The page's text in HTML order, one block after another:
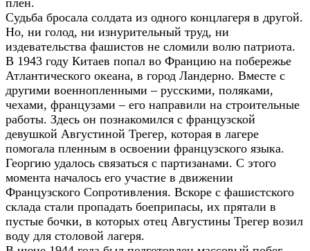
плен.
Судьба бросала солдата из одного концлагеря в другой.
Но, ни голод, ни изнурительный труд, ни
издевательства фашистов не сломили волю патриота.
В 1943 году Китаев попал во Францию на побережье
Атлантического океана, в город Ландерно. Вместе с
другими военнопленными – русскими, поляками,
чехами, французами – его направили на строительные
работы. Здесь он познакомился с французской
девушкой Августиной Трегер, которая в лагере
помогала пленным в освоении французского языка.
Георгию удалось связаться с партизанами. С этого
момента началось его участие в движении
Французского Сопротивления. Вскоре с фашистского
склада стали пропадать боеприпасы, их прятали в
пустые бочки, в которых отец Августины Трегер возил
воду для столовой лагеря.